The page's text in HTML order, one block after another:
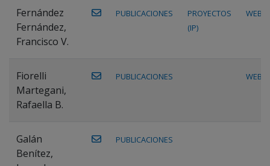
Fernández
Fernández,
Francisco V.
PUBLICACIONES
PROYECTOS
(IP)
WEB
Fiorelli
Martegani,
Rafaella B.
PUBLICACIONES WEB
Galán
Benítez,
PUBLICACIONES